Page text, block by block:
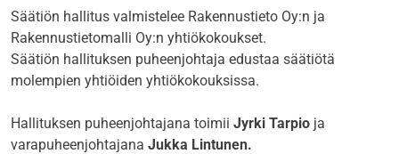
Säätiön hallitus valmistelee Rakennustieto Oy:n ja
Rakennustietomalli Oy:n yhtiökokoukset.
Säätiön hallituksen puheenjohtaja edustaa säätiötä
molempien yhtiöiden yhtiökokouksissa.
Hallituksen puheenjohtajana toimii Jyrki Tarpio ja
varapuheenjohtajana Jukka Lintunen.